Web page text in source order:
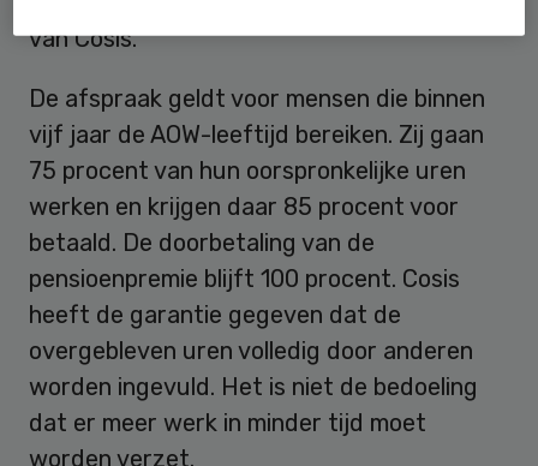
van Cosis.
De afspraak geldt voor mensen die binnen
vijf jaar de AOW-leeftijd bereiken. Zij gaan
75 procent van hun oorspronkelijke uren
werken en krijgen daar 85 procent voor
betaald. De doorbetaling van de
pensioenpremie blijft 100 procent. Cosis
heeft de garantie gegeven dat de
overgebleven uren volledig door anderen
worden ingevuld. Het is niet de bedoeling
dat er meer werk in minder tijd moet
worden verzet.